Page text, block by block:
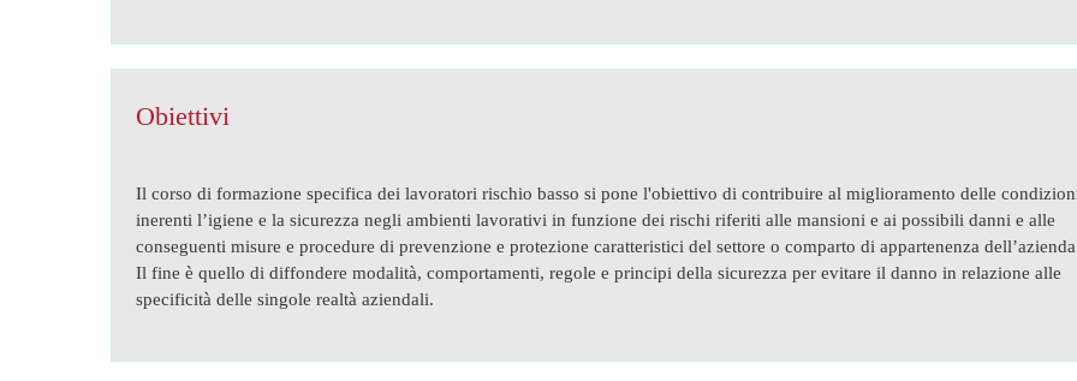
Obiettivi
Il corso di formazione specifica dei lavoratori rischio basso si pone l'obiettivo di contribuire al miglioramento delle
inerenti l’igiene e la sicurezza negli ambienti lavorativi in funzione dei rischi riferiti alle mansioni e ai possibili danni e alle
conseguenti misure e procedure di prevenzione e protezione caratteristici del settore o comparto di appartenenza
Il fine è quello di diffondere modalità, comportamenti, regole e principi della sicurezza per evitare il danno in relazione alle
specificità delle singole realtà aziendali.